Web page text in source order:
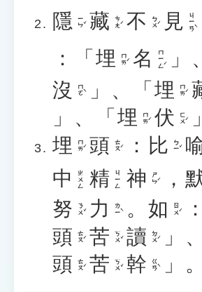
隱 ㄧㄣˇ 藏 ㄘㄤˊ 不 ㄅㄨˊ 見 ㄐㄧㄢˋ
：「 埋 ㄇㄞˊ 名 ㄇㄧㄥˊ 」
沒 ㄇㄛˋ 」、「 埋 ㄇㄞˊ
」、「 埋 ㄇㄞˊ 伏 ㄈㄨˊ
埋 ㄇㄞˊ 頭 ㄊㄡˊ ： 比 ㄅㄧˇ
中 ㄓㄨㄥ 精 ㄐㄧㄥ 神 ㄕㄣˊ ，
努 ㄋㄨˇ 力 ㄌㄧˋ 。 如 ㄖㄨˊ
頭 ㄊㄡˊ 苦 ㄎㄨˇ 讀 ㄉㄨˊ 」
頭 ㄊㄡˊ 苦 ㄎㄨˇ 幹 ㄍㄢˋ 」。